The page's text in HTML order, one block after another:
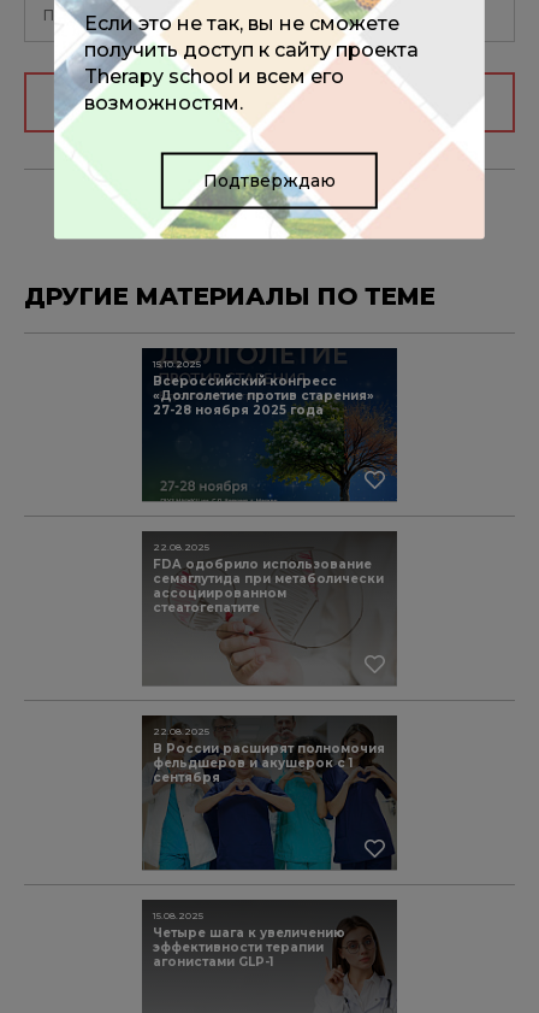
Авторизоваться
ДРУГИЕ МАТЕРИАЛЫ ПО ТЕМЕ
Всероссийский конгресс
«Долголетие против старения»
27-28 ноября 2025 года
15.10.2025
FDA одобрило использование
семаглутида при метаболически
ассоциированном
стеатогепатите
22.08.2025
В России расширят полномочия
фельдшеров и акушерок с 1
сентября
22.08.2025
Четыре шага к увеличению
эффективности терапии
агонистами GLP-1
15.08.2025
Если это не так, вы не сможете
получить доступ к сайту проекта
Therapy school и всем его
возможностям.
Подтверждаю